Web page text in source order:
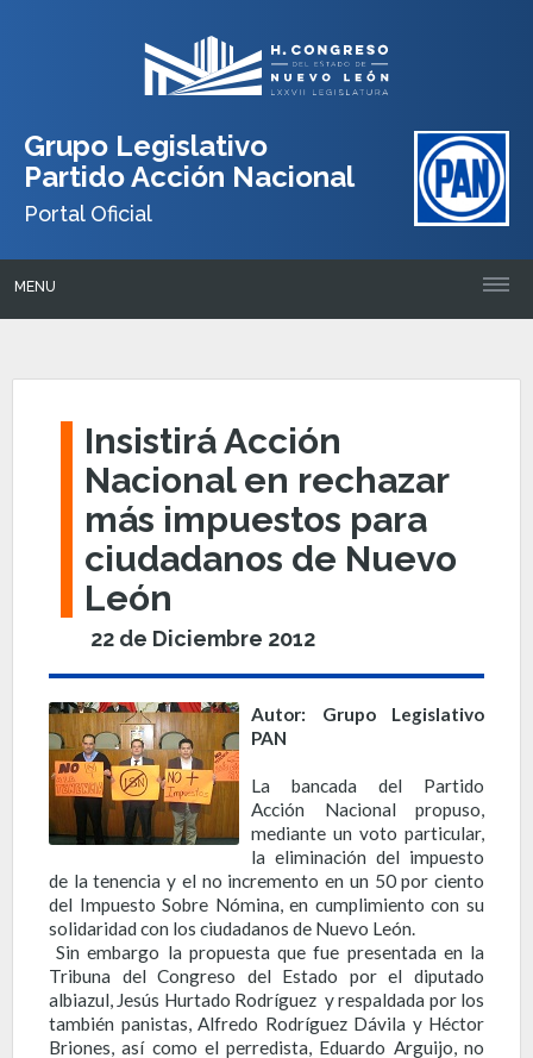
Grupo Legislativo
Partido Acción Nacional
Portal Oficial
MENU
Insistirá Acción
Nacional en rechazar
más impuestos para
ciudadanos de Nuevo
León
22 de Diciembre 2012
Autor: Grupo Legislativo
PAN
La bancada del Partido
Acción Nacional propuso,
mediante un voto particular,
la eliminación del impuesto
de la tenencia y el no incremento en un 50 por ciento
del Impuesto Sobre Nómina, en cumplimiento con su
solidaridad con los ciudadanos de Nuevo León.
Sin embargo la propuesta que fue presentada en la
Tribuna del Congreso del Estado por el diputado
albiazul, Jesús Hurtado Rodríguez y respaldada por los
también panistas, Alfredo Rodríguez Dávila y Héctor
Briones, así como el perredista, Eduardo Arguijo, no